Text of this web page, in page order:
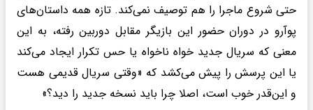
حتی شروع ماجرا را هم توصیف نمی‌کند. تازه همه داستان‌های
پوآرو در دوران حضور این بازیگر مقابل دوربین رفته، به این
معنی که سریال جدید خواه ناخواه یا حس تکرار ایجاد می‌کند
یا این پرسش را پیش می‌کشد که «وقتی سریال قدیمی هست
و این‌قدر خوب است، اصلا چرا باید نسخه جدید را دید؟»